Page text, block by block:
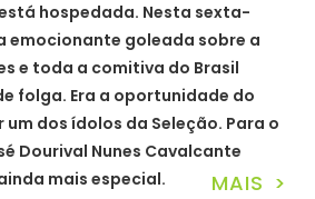
hospedada. Nesta sexta-
emocionante goleada sobre a
e toda a comitiva do Brasil
folga. Era a oportunidade do
dos ídolos da Seleção. Para o
Dourival Nunes Cavalcante
mais especial.
MAIS >